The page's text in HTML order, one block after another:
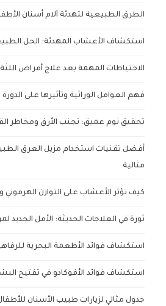
الطرق الطبيعية لتهدئة آلام أسنان
استكشاف الأعشاب المهدئة: الحل
الاحتياطات المهمة بعد علاج أمراض
فهم العوامل الوراثية وتأثيرها على
تحقيق نوم عميق: تجنب الأرق ومخاطر
أفضل تقنيات استخدام مزيل العرق
مثالية
كيف تؤثر الأعشاب على التوازن الهرموني
ثورة في العلاجات الحديثة: الأمل الجديد
استكشاف فوائد الأطعمة البحرية
استكشاف فوائد الأفوكادو في تفتيح
جدول مثالي لزيارات طبيب الأسنان